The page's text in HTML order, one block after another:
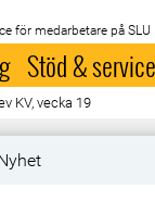
för medarbetare på SLU
Stöd & service
KV, vecka 19